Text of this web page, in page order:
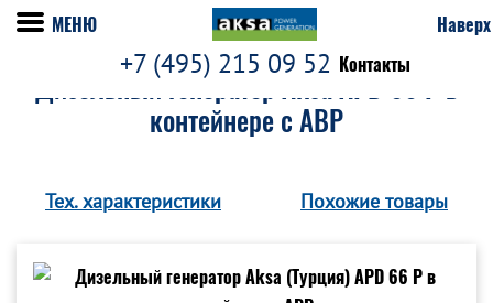
+7 (495) 215 09 52 Контакты
МЕНЮ Наверх
Дизельный генератор Aksa APD 66 P в
контейнере с АВР
Тех. характеристики Похожие товары